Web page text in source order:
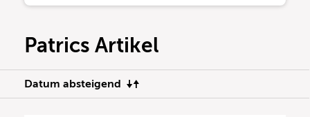
Patrics Artikel
Datum absteigend